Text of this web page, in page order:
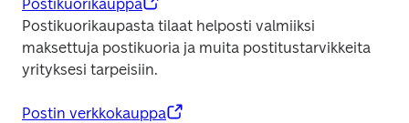
Postikuorikauppa
Postikuorikaupasta tilaat helposti valmiiksi
maksettuja postikuoria ja muita postitustarvikkeita
yrityksesi tarpeisiin.
Postin verkkokauppa